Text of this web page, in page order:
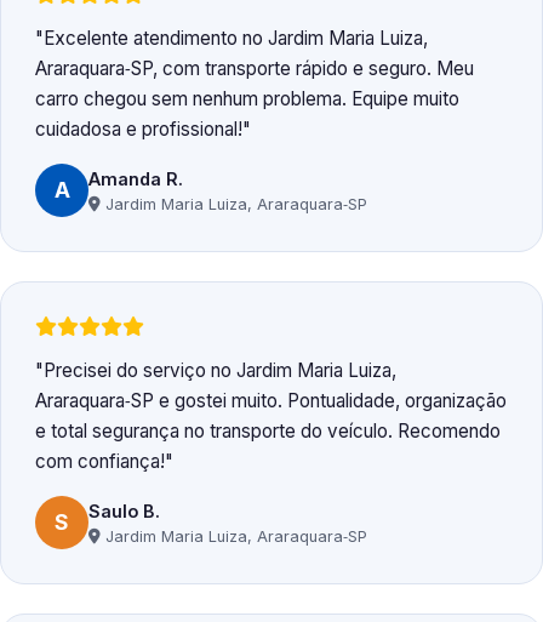
Excelente atendimento no Jardim Maria Luiza,
Araraquara‑SP, com transporte rápido e seguro. Meu
carro chegou sem nenhum problema. Equipe muito
cuidadosa e profissional!
A Amanda R.
Jardim Maria Luiza, Araraquara‑SP
Precisei do serviço no Jardim Maria Luiza,
Araraquara‑SP e gostei muito. Pontualidade, organização
e total segurança no transporte do veículo. Recomendo
com confiança!
S Saulo B.
Jardim Maria Luiza, Araraquara‑SP